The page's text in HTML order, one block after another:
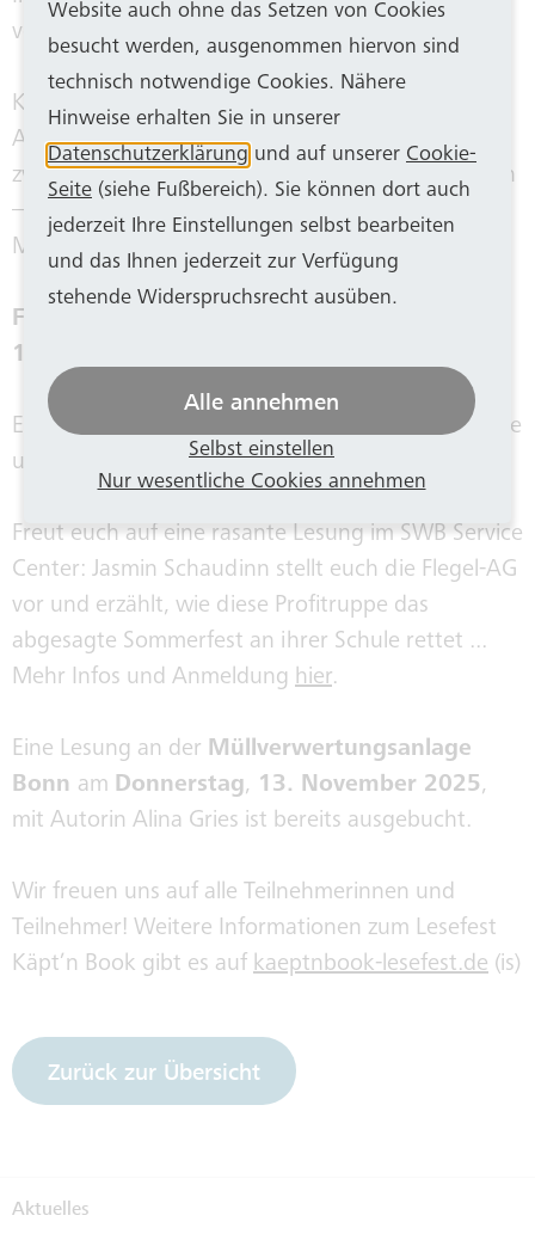
von SWB Bus und Bahn
Kinder haben Rechte. Wisst ihr, welche das sind?
Annette Mierswa stellt euch ein Buch vor, in dem
zwölf Geschichten zwölf Kinderrechte beschreiben
– und lädt euch ein...
Mehr Infos und Anmeldung
hier .
Freitag, 14. November 2025
15 bis 16.30 Uhr
Event-Lesung im
von SWB Energie
und Wasser
Freut euch auf eine rasante Lesung im SWB Service
Center: Jasmin Schaudinn stellt euch die Flegel-AG
vor und erzählt, wie diese Profitruppe das
abgesagte Sommerfest an ihrer Schule rettet ...
Mehr Infos und Anmeldung hier.
Eine Lesung an der Müllverwertungsanlage
Bonn am Donnerstag, 13. November 2025,
mit Autorin Alina Gries ist bereits ausgebucht.
Wir freuen uns auf alle Teilnehmerinnen und
Teilnehmer! Weitere Informationen zum Lesefest
Käpt’n Book gibt es auf kaeptnbook-lesefest.de (is)
Zurück zur Übersicht
Aktuelles
Website auch ohne das Setzen von Cookies
besucht werden, ausgenommen hiervon sind
technisch notwendige Cookies. Nähere
Hinweise erhalten Sie in unserer
Datenschutzerklärung und auf unserer Cookie-
Seite (siehe Fußbereich). Sie können dort auch
jederzeit Ihre Einstellungen selbst bearbeiten
und das Ihnen jederzeit zur Verfügung
stehende Widerspruchsrecht ausüben.
Alle annehmen
Selbst einstellen
Nur wesentliche Cookies annehmen